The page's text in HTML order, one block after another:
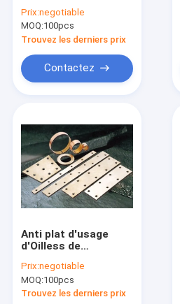
norme hydraulique
des machines
WHB500SW
Prix:negotiable
MOQ:100pcs
Trouvez les derniers prix
Contactez
Anti plat d'usage
d'Oilless de
matériel d'acier au
carbone de moule
d'automobile
Prix:negotiable
MOQ:100pcs
Trouvez les derniers prix